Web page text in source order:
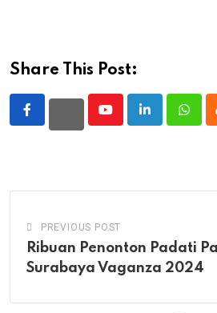
Share This Post:
YoutubeLinkedIn
PREVIOUS POST
Ribuan Penonton Padati
Surabaya Vaganza 2024